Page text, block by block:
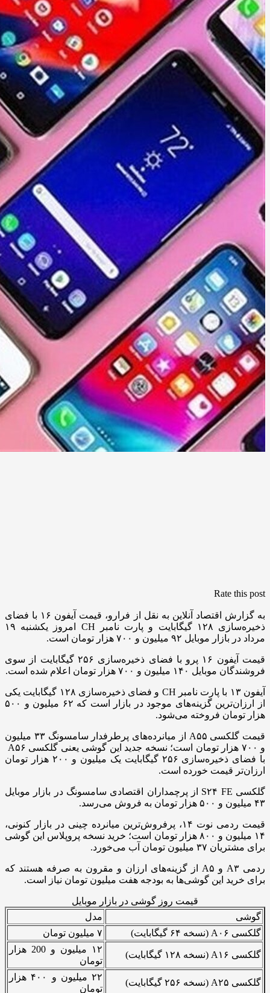
Rate this post
به گزارش اقتصاد آنلاین به نقل از فرارو، قیمت آیفون ۱۶ با فضای
ذخیره‌سازی ۱۲۸ گیگابایت و پارت نامبر CH امروز یکشنبه ۱۹
مرداد در بازار موبایل ۹۲ میلیون و ۷۰۰ هزار تومان است.
قیمت آیفون ۱۶ پرو با فضای ذخیره‌سازی ۲۵۶ گیگابایت از سوی
فروشندگان موبایل ۱۴۰ میلیون و ۷۰۰ هزار تومان اعلام شده است.
آیفون ۱۳ با پارت نامبر CH و فضای ذخیره‌سازی ۱۲۸ گیگابایت یکی
از ارزان‌ترین گزینه‌های موجود در بازار است که ۶۲ میلیون و ۵۰۰
هزار تومان فروخته می‌شود.
قیمت گلکسی A۵۵ از میانرده‌های پرطرفدار سامسونگ ۳۳ میلیون
با فضای ذخیره‌سازی ۲۵۶ گیگابایت یک میلیون و ۲۰۰ هزار تومان
ارزان‌تر قیمت خورده است.
گلکسی S۲۴ FE از پرچمداران اقتصادی سامسونگ در بازار موبایل
۴۳ میلیون و ۵۰۰ هزار تومان به فروش می‌رسد.
قیمت ردمی نوت ۱۴، پرفروش‌ترین میانرده چینی در بازار کنونی،
۱۴ میلیون و ۸۰۰ هزار تومان است؛ خرید نسخه پروپلاس این گوشی
برای مشتریان ۳۷ میلیون تومان آب می‌خورد.
ردمی A۳ و A۵ از گزینه‌های ارزان و مقرون به صرفه هستند که
برای خرید این گوشی‌ها به بودجه هفت میلیون تومان نیاز است.
قیمت روز گوشی در بازار موبایل
گوشی
مدل
گلکسی A۰۶ (نسخه ۶۴ گیگابایت)
۷ میلیون تومان
گلکسی A۱۶ (نسخه ۱۲۸ گیگابایت)
۱۲ میلیون و 200 هزار
تومان
گلکسی A۲۵ (نسخه ۲۵۶ گیگابایت)
۲۲ میلیون و ۴۰۰ هزار
تومان